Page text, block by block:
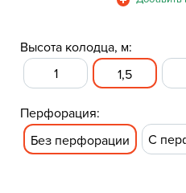
Высота колодца, м:
1
1,5
Перфорация:
Без перфорации
С